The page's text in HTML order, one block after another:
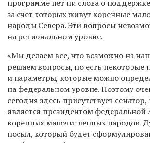
программе нет ни слова о
за счет которых живут коренные
народы Севера. Эти вопросы
на региональном уровне.
«Мы делаем все, что возможно на
решаем вопросы, но есть некоторые
и параметры, которые можно
на федеральном уровне. Поэтому
сегодня здесь присутствует
является президентом федеральной
коренных малочисленных народов.
посыл, который будет